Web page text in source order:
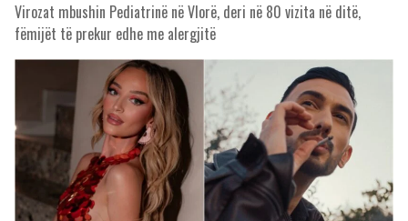
Virozat mbushin Pediatrinë në Vlorë, deri në 80 vizita në ditë,
fëmijët të prekur edhe me alergjitë